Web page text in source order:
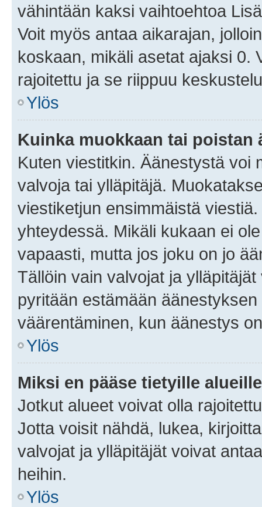
vähintään kaksi vaihtoehtoa
Voit myös antaa aikarajan,
koskaan, mikäli asetat ajaksi 0.
rajoitettu ja se riippuu
Ylös
Kuinka muokkaan tai poistan
Kuten viestitkin. Äänestystä voi
valvoja tai ylläpitäjä.
viestiketjun ensimmäistä
yhteydessä. Mikäli kukaan ei
vapaasti, mutta jos joku on jo
Tällöin vain valvojat ja
pyritään estämään
väärentäminen, kun äänestys
Ylös
Miksi en pääse tietyille
Jotkut alueet voivat olla
Jotta voisit nähdä, lukea,
valvojat ja ylläpitäjät voivat
heihin.
Ylös